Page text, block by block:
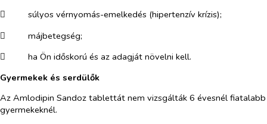
​
súlyos vérnyomás-emelkedés (hipertenzív krízis);
​
májbetegség;
​
ha Ön időskorú és az adagját növelni kell.
Gyermekek és serdülők
Az Amlodipin Sandoz tablettát nem vizsgálták 6 évesnél fiatalabb
gyermekeknél.